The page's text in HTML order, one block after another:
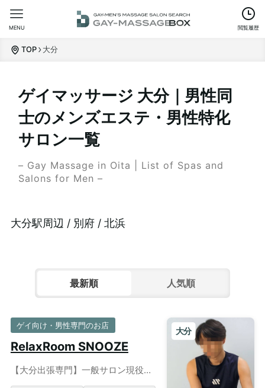
閲覧履歴
MENU
TOP 大分
ゲイマッサージ 大分｜男性同
士のメンズエステ・男性特化
サロン一覧
– Gay Massage in Oita | List of Spas and
Salons for Men –
大分駅周辺 / 別府 / 北浜
最新順 人気順
大分
ゲイ向け・男性専門のお店
RelaxRoom SNOOZE
【大分出張専門】一般サロン現役勤